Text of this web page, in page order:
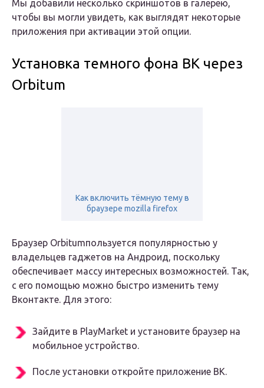
Мы добавили несколько скриншотов в галерею,
чтобы вы могли увидеть, как выглядят некоторые
приложения при активации этой опции.
Установка темного фона ВК через
Orbitum
Как включить тёмную тему в
браузере mozilla firefox
Браузер Orbitumпользуется популярностью у
владельцев гаджетов на Андроид, поскольку
обеспечивает массу интересных возможностей. Так,
с его помощью можно быстро изменить тему
Вконтакте. Для этого:
Зайдите в PlayMarket и установите браузер на
мобильное устройство.
После установки откройте приложение ВК.